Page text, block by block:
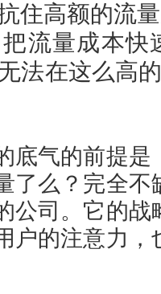
住高额的流
流量成本
法在这么高
底气的前提
了么？完全
公司。它的
户的注意力